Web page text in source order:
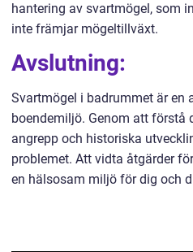
hantering av svartmögel, som
inte främjar mögeltillväxt.
Avslutning:
Svartmögel i badrummet är en
boendemiljö. Genom att förstå
angrepp och historiska
problemet. Att vidta åtgärder
en hälsosam miljö för dig och